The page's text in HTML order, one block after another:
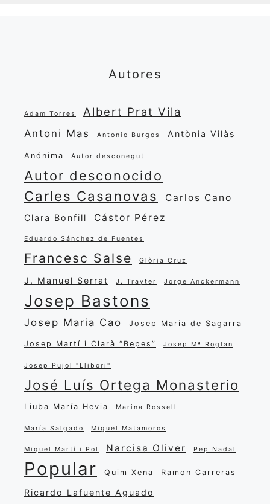
Autores
Adam Torres Albert Prat Vila
Antoni Mas Antonio Burgos Antònia Vilàs
Anónima Autor desconegut
Autor desconocido
Carles Casanovas Carlos Cano
Clara Bonfill Cástor Pérez
Eduardo Sánchez de Fuentes
Francesc Salse Glòria Cruz
J. Manuel Serrat J. Trayter Jorge Anckermann
Josep Bastons
Josep Maria Cao Josep Maria de Sagarra
Josep Martí i Clarà “Bepes” Josep Mª Roglan
Josep Pujol "Llibori"
José Luís Ortega Monasterio
Liuba María Hevia Marina Rossell
María Salgado Miguel Matamoros
Miquel Martí i Pol Narcisa Oliver Pep Nadal
Popular Quim Xena Ramon Carreras
Ricardo Lafuente Aguado